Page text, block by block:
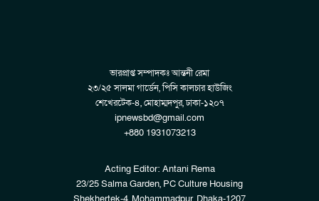
ভারপ্রাপ্ত সম্পাদকঃ আন্তনী রেমা
২৩/২৫ সালমা গার্ডেন, পিসি কালচার হাউজিং
শেখেরটেক-৪, মোহাম্মদপুর, ঢাকা-১২০৭
ipnewsbd@gmail.com
+880 1931073213
Acting Editor: Antani Rema
23/25 Salma Garden, PC Culture Housing